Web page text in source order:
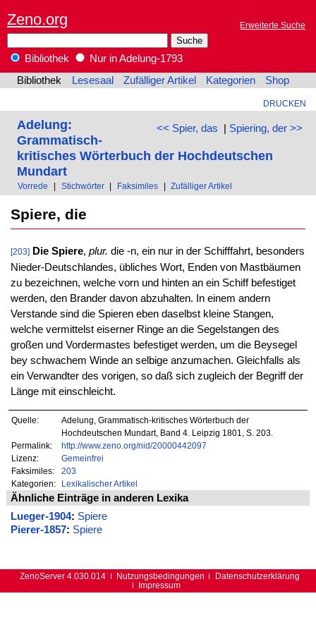
Zeno.org Erweiterte Suche
Bibliothek
Nur in Adelung-1793
Bibliothek
Lesesaal Zufälliger Artikel Kategorien Shop
DRUCKEN
<< Spier, das | Spiering, der >>
Adelung:
Grammatisch-
kritisches Wörterbuch der Hochdeutschen
Mundart
Vorrede Stichwörter Faksimiles Zufälliger Artikel
Spiere, die
[203] Die Spiere, plur. die -n, ein nur in der Schifffahrt, besonders
Nieder-Deutschlandes, übliches Wort, Enden von Mastbäumen
zu bezeichnen, welche vorn und hinten an ein Schiff befestiget
werden, den Brander davon abzuhalten. In einem andern
Verstande sind die Spieren eben daselbst kleine Stangen,
welche vermittelst eiserner Ringe an die Segelstangen des
großen und Vordermastes befestiget werden, um die Beysegel
bey schwachem Winde an selbige anzumachen. Gleichfalls als
ein Verwandter des vorigen, so daß sich zugleich der Begriff der
Länge mit einschleicht.
Quelle:
Adelung, Grammatisch-kritisches Wörterbuch der
Hochdeutschen Mundart, Band 4. Leipzig 1801, S. 203.
Permalink:
http://www.zeno.org/nid/20000442097
Lizenz:
Gemeinfrei
Faksimiles:
203
Kategorien:
Lexikalischer Artikel
Ähnliche Einträge in anderen Lexika
Lueger-1904: Spiere
Pierer-1857: Spiere
ZenoServer 4.030.014 Nutzungsbedingungen
Datenschutzerklärung
Impressum